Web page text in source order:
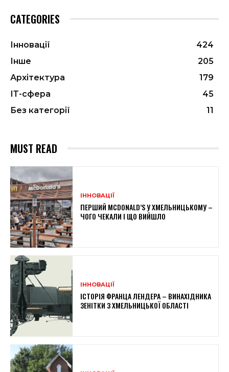
CATEGORIES
Інновації
424
Інше
205
Архітектура
179
ІТ-сфера
45
Без категорії
11
MUST READ
ІННОВАЦІЇ
ПЕРШИЙ MCDONALD’S У ХМЕЛЬНИЦЬКОМУ –
ЧОГО ЧЕКАЛИ І ЩО ВИЙШЛО
ІННОВАЦІЇ
ІСТОРІЯ ФРАНЦА ЛЕНДЕРА – ВИНАХІДНИКА
ЗЕНІТКИ З ХМЕЛЬНИЦЬКОЇ ОБЛАСТІ